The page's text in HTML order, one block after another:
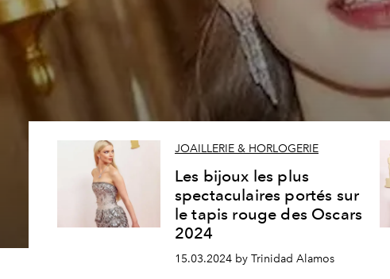
JOAILLERIE & HORLOGERIE
Les bijoux les plus
spectaculaires portés sur
le tapis rouge des Oscars
2024
15.03.2024 by Trinidad Alamos